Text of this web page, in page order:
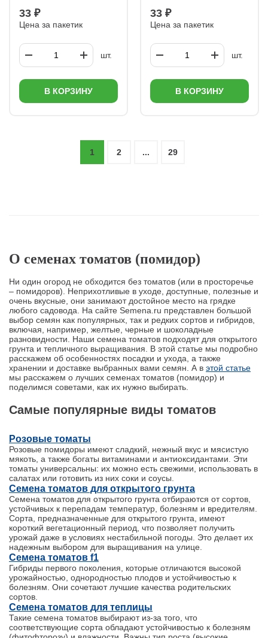
33 ₽
Цена за пакетик
шт.
В КОРЗИНУ
33 ₽
Цена за пакетик
шт.
В КОРЗИНУ
1 2 ... 29
О семенах томатов (помидор)
Ни один огород не обходится без томатов (или в просторечье
– помидоров). Неприхотливые в уходе, доступные, полезные и
очень вкусные, они занимают достойное место на грядке
любого садовода. На сайте Semena.ru представлен большой
выбор семян как популярных, так и редких сортов и гибридов,
включая, например, желтые, черные и шоколадные
разновидности. Наши семена томатов подходят для открытого
грунта и тепличного выращивания. В этой статье мы подробно
расскажем об особенностях посадки и ухода, а также
хранении и доставке выбранных вами семян. А в этой статье
мы расскажем о лучших семенах томатов (помидор) и
поделимся советами, как их нужно выбирать.
Самые популярные виды томатов
Розовые томаты
Розовые помидоры имеют сладкий, нежный вкус и мясистую
мякоть, а также богаты витаминами и антиоксидантами. Эти
томаты универсальны: их можно есть свежими, использовать в
салатах или готовить из них соки и соусы.
Семена томатов для открытого грунта
Семена томатов для открытого грунта отбираются от сортов,
устойчивых к перепадам температур, болезням и вредителям.
Сорта, предназначенные для открытого грунта, имеют
короткий вегетационный период, что позволяет получить
урожай даже в условиях нестабильной погоды. Это делает их
надежным выбором для выращивания на улице.
Семена томатов f1
Гибриды первого поколения, которые отличаются высокой
урожайностью, однородностью плодов и устойчивостью к
болезням. Они сочетают лучшие качества родительских
сортов.
Семена томатов для теплицы
Такие семена томатов выбирают из-за того, что
соответствующие сорта обладают устойчивостью к болезням